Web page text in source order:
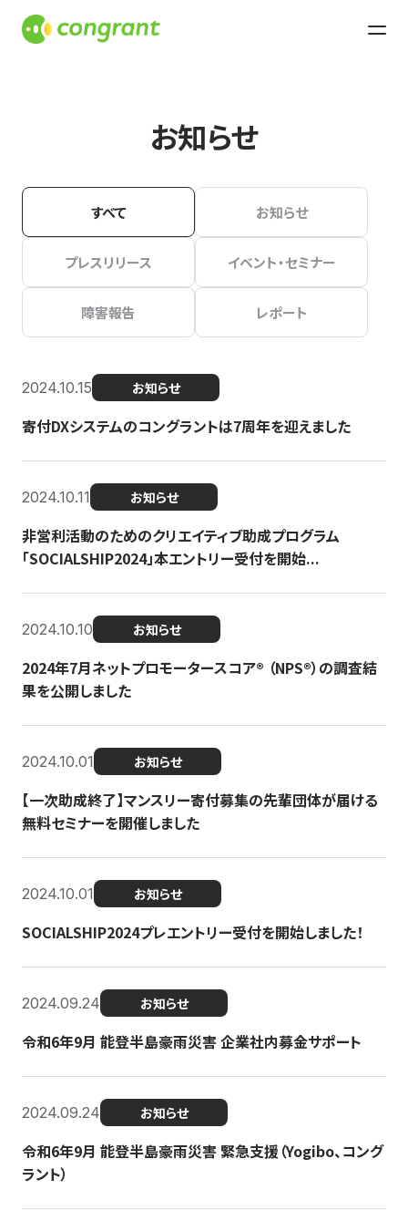
お知らせ
すべて お知らせ
プレスリリース イベント・セミナー
障害報告 レポート
2024.10.15 お知らせ
寄付DXシステムのコングラントは7周年を迎えました
2024.10.11 お知らせ
非営利活動のためのクリエイティブ助成プログラム
「SOCIALSHIP2024」本エントリー受付を開始...
2024.10.10 お知らせ
2024年7月ネットプロモータースコア®︎ （NPS®︎）の調査結
果を公開しました
2024.10.01 お知らせ
【一次助成終了】マンスリー寄付募集の先輩団体が届ける
無料セミナーを開催しました
2024.10.01 お知らせ
SOCIALSHIP2024プレエントリー受付を開始しました！
2024.09.24 お知らせ
令和6年9月 能登半島豪雨災害 企業社内募金サポート
2024.09.24 お知らせ
令和6年9月 能登半島豪雨災害 緊急支援（Yogibo、コング
ラント）